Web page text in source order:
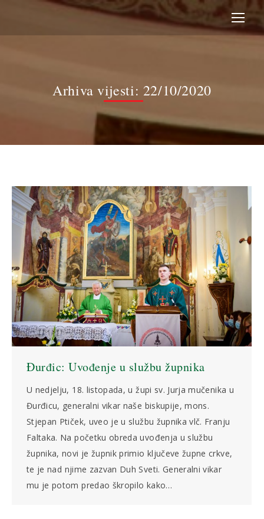
Arhiva vijesti: 22/10/2020
Đurđic: Uvođenje u službu župnika
U nedjelju, 18. listopada, u župi sv. Jurja mučenika u
Đurđicu, generalni vikar naše biskupije, mons.
Stjepan Ptiček, uveo je u službu župnika vlč. Franju
Faltaka. Na početku obreda uvođenja u službu
župnika, novi je župnik primio ključeve župne crkve,
te je nad njime zazvan Duh Sveti. Generalni vikar
mu je potom predao škropilo kako…